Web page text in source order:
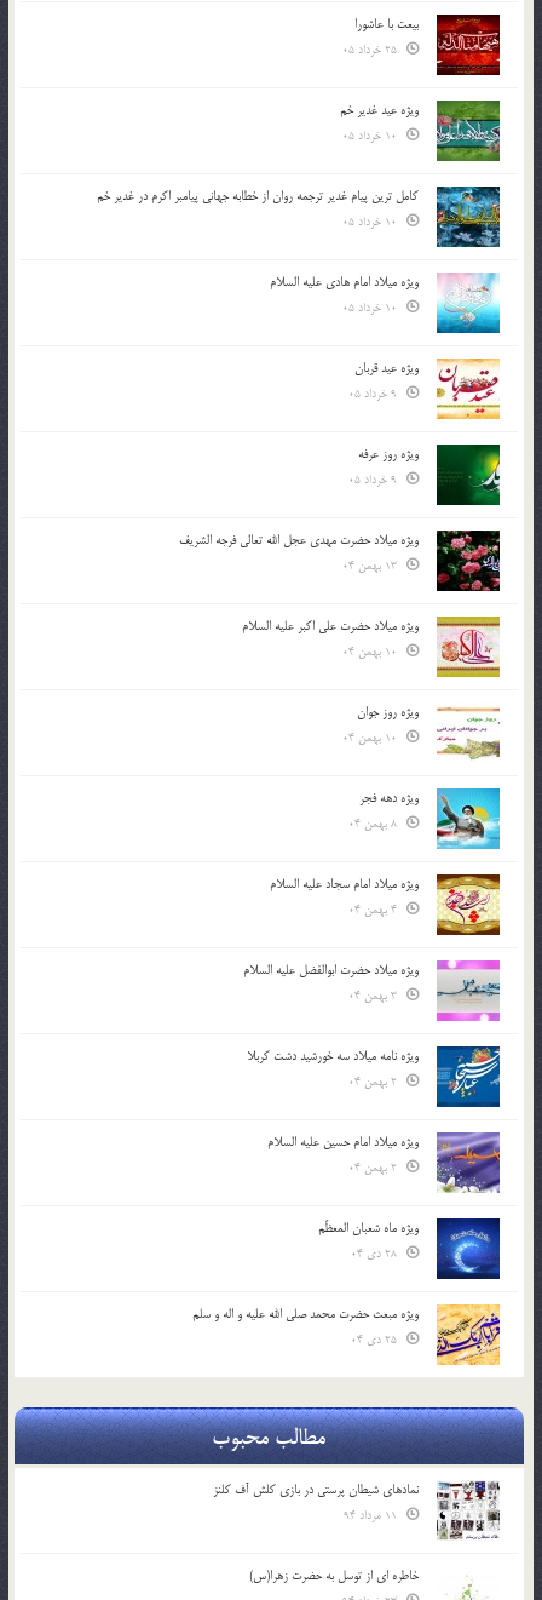
بیعت با عاشورا
ویژه عید غدیر خم
کامل ترین پیام غدیر ترجمه روان از خطابه جهانی پیامبر اکرم در غدیر خم
ویژه میلاد امام هادی علیه السلام
ویژه عید قربان
ویژه روز عرفه
ویژه میلاد حضرت مهدی عجل الله تعالی فرجه الشريف
ویژه میلاد حضرت علی اکبر علیه السلام
ویژه روز جوان
ویژه دهه فجر
ویژه میلاد امام سجاد علیه السلام
ویژه میلاد حضرت ابوالفضل علیه السلام
ویژه نامه میلاد سه خورشید دشت کربلا
ویژه میلاد امام حسین علیه السلام
ویژه ماه شعبان المعظّم
ویژه مبعث حضرت محمد صلی الله علیه و اله و سلم
مطالب محبوب
نمادهای شیطان پرستی در بازی کلش آف کلنز
خاطره ای از توسل به حضرت زهرا(س)